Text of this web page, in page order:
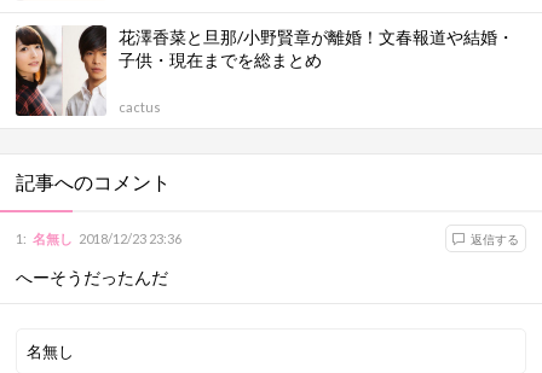
花澤香菜と旦那/小野賢章が離婚！文春報道や結婚・
子供・現在までを総まとめ
cactus
記事へのコメント
1 : 名無し 2018/12/23 23:36 返信する
へーそうだったんだ